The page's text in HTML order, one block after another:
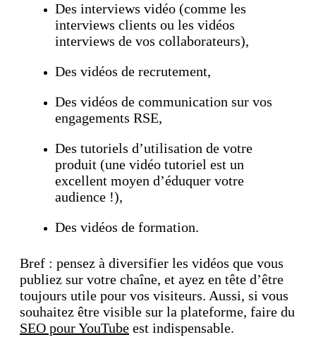
Des interviews vidéo (comme les
interviews clients ou les vidéos
interviews de vos collaborateurs),
Des vidéos de recrutement,
Des vidéos de communication sur vos
engagements RSE,
Des tutoriels d’utilisation de votre
produit (une vidéo tutoriel est un
excellent moyen d’éduquer votre
audience !),
Des vidéos de formation.
Bref : pensez à diversifier les vidéos que vous
publiez sur votre chaîne, et ayez en tête d’être
toujours utile pour vos visiteurs. Aussi, si vous
souhaitez être visible sur la plateforme, faire du
SEO pour YouTube est indispensable.